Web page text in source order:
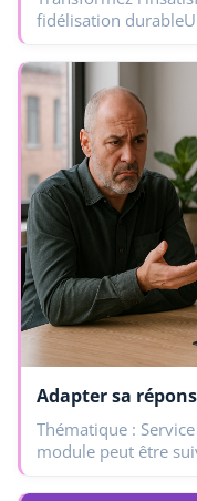
fidélisation
module vous…
Thématique :
module peut être